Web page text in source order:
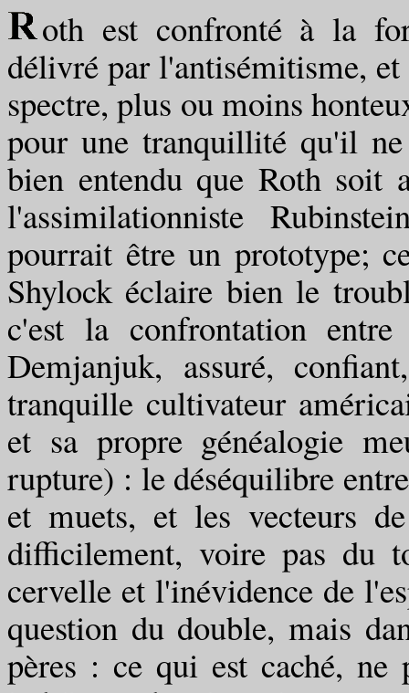
oth est confronté à la
délivré par l'antisémitisme,
spectre, plus ou moins
pour une tranquillité qu'il
bien entendu que Roth soit
l'assimilationniste
pourrait être un prototype;
Shylock éclaire bien le
c'est la confrontation
Demjanjuk, assuré,
tranquille cultivateur
et sa propre généalogie
rupture) : le déséquilibre
et muets, et les vecteurs
difficilement, voire pas du
cervelle et l'inévidence de
question du double, mais
pères : ce qui est caché,